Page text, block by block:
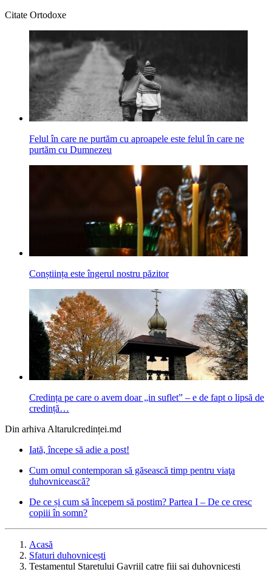
Citate Ortodoxe
Felul în care ne purtăm cu aproapele este felul în care ne
purtăm cu Dumnezeu
Conștiința este îngerul nostru păzitor
Credința pe care o avem doar „in suflet” – e de fapt o lipsă de
credință…
Din arhiva Altarulcredinței.md
Iată, începe să adie a post!
Cum omul contemporan să găsească timp pentru viaţa
duhovnicească?
De ce și cum să începem să postim? Partea I – De ce cresc
copiii în somn?
Acasă
Sfaturi duhovnicești
Testamentul Staretului Gavriil catre fiii sai duhovnicesti